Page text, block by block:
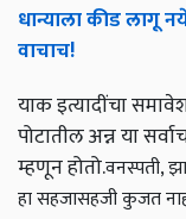
धान्याला कीड लागू
वाचाच!
याक इत्यादींचा
पोटातील अन्न या
म्हणून होतो.वनस्पती,
हा सहजासहजी कुजत